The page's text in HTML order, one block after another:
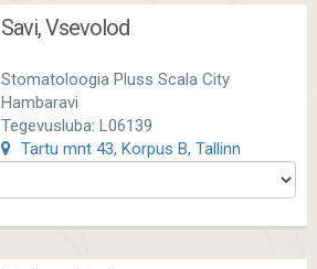
Savi, Vsevolod
Stomatoloogia Pluss Scala City
Hambaravi
Tegevusluba: L06139
Tartu mnt 43, Korpus B, Tallinn